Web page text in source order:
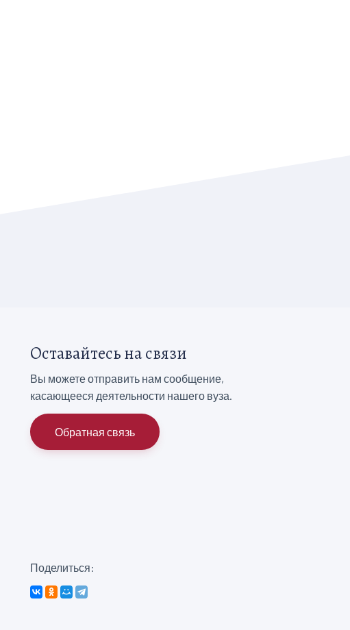
Оставайтесь на связи
Вы можете отправить нам сообщение,
касающееся деятельности нашего вуза.
Обратная связь
Поделиться: